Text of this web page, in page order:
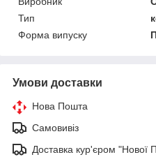
Тип
Форма випуску
Умови доставки
Нова Пошта
Самовивіз
Доставка кур'єром "Нової